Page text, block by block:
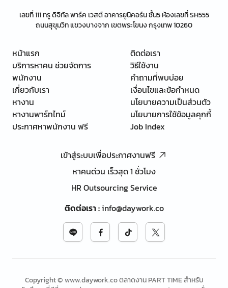
เลขที่ 111 ทรู ดิจิทัล พาร์ค เวสต์ อาคารยูนิคอร์น ชั้น5 ห้องเลขที่ SH555
ถนนสุขุมวิท แขวงบางจาก เขตพระโขนง กรุงเทพ 10260
หน้าแรก
บริการหาคน ช่วยจัดการ
พนักงาน
เกี่ยวกับเรา
หางาน
หางานพาร์ทไทม์
ประกาศหาพนักงาน ฟรี
ติดต่อเรา
วิธีใช้งาน
คำถามที่พบบ่อย
เงื่อนไขและข้อกำหนด
นโยบายความเป็นส่วนตัว
นโยบายการใช้ข้อมูลคุกกี้
Job Index
เข้าสู่ระบบเพื่อประกาศงานฟรี
หาคนด่วน เร็วสุด 1 ชั่วโมง
HR Outsourcing Service
ติดต่อเรา:info@daywork.co
Copyright © www.daywork.co ตลาดงาน PART TIME สำหรับ